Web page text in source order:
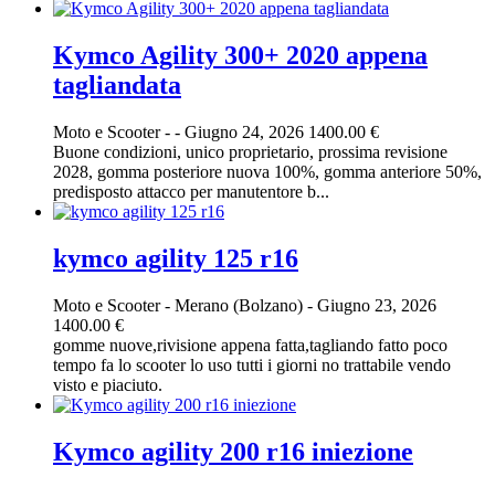
Kymco Agility 300+ 2020 appena
tagliandata
Moto e Scooter- - Giugno 24, 2026 1400.00 €
Buone condizioni, unico proprietario, prossima revisione
2028, gomma posteriore nuova 100%, gomma anteriore 50%,
predisposto attacco per manutentore b...
kymco agility 125 r16
Moto e Scooter- Merano (Bolzano) - Giugno 23, 2026
1400.00 €
gomme nuove,rivisione appena fatta,tagliando fatto poco
tempo fa lo scooter lo uso tutti i giorni no trattabile vendo
visto e piaciuto.
Kymco agility 200 r16 iniezione